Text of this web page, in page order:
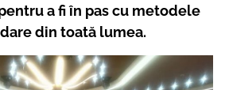
a fi în pas cu metodele
din toată lumea.